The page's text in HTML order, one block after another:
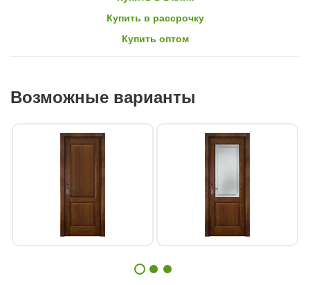
Купить в рассрочку
Купить оптом
Возможные варианты